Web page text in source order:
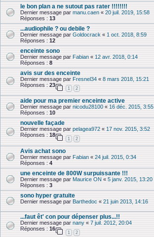
le bon plan a ne sutout pas rater !!!!!!!!
Dernier message par manu.caen « 20 juil. 2019, 15:58
Réponses : 13
...audiophile ? ou debile ?
Dernier message par Goldocrack « 1 oct. 2018, 8:59
Réponses : 12
enceinte sono
Dernier message par Fabian « 12 avr. 2018, 0:14
Réponses : 8
avis sur des enceinte
Dernier message par Fresnel34 « 8 mars 2018, 15:21
Réponses : 23
1 2
aide pour ma premier enceinte active
Dernier message par nicodu28100 « 16 déc. 2015, 3:55
Réponses : 10
nouvelle façade
Dernier message par pelagea972 « 17 nov. 2015, 3:52
Réponses : 18
1 2
Avis achat sono
Dernier message par Fabian « 24 juil. 2015, 0:34
Réponses : 4
une enceinte de 800W surpuissante !!!
Dernier message par Maurice ON « 5 janv. 2015, 13:20
Réponses : 3
sono hyper gratuite
Dernier message par Barthedoc « 21 juin 2013, 14:16
...faut êt' con pour dépenser plus...!!
Dernier message par nany « 7 juil. 2012, 20:04
Réponses : 16
1 2